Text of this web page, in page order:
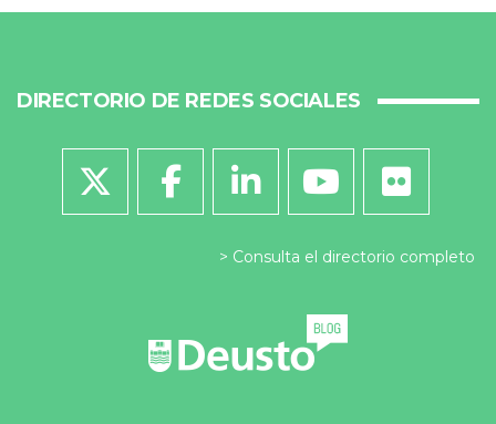
DIRECTORIO DE REDES SOCIALES
Consulta el directorio completo